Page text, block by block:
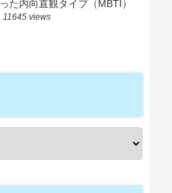
った内向直観タイプ（MBTI）
11645 views